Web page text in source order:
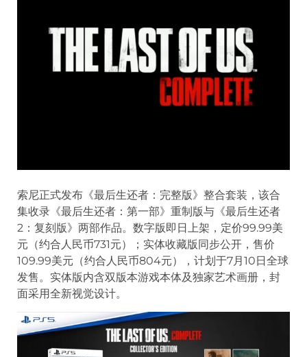
索尼正式发布《最后生还者：完整版》整合套装，该合
集收录《最后生还者：第一部》重制版与《最后生还者
2：复刻版》两部作品。数字版即日上架，定价99.99美
元（约合人民币731元）；实体收藏版同步公开，售价
109.99美元（约合人民币804元），计划于7月10日全球
发售。实体版内含双版本游戏本体及独家艺术画册，封
面采用全新视觉设计。